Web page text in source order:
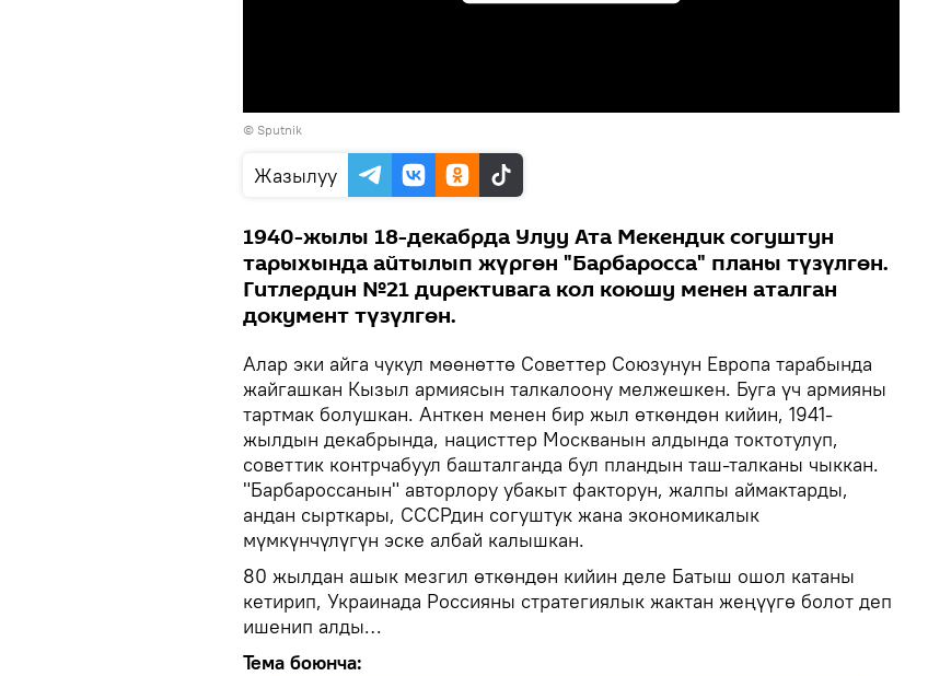
© Sputnik
Жазылуу
1940-жылы 18-декабрда Улуу Ата Мекендик согуштун
тарыхында айтылып жүргөн "Барбаросса" планы түзүлгөн.
Гитлердин №21 директивага кол коюшу менен аталган
документ түзүлгөн.
Алар эки айга чукул мөөнөттө Советтер Союзунун Европа тарабында
жайгашкан Кызыл армиясын талкалоону мелжешкен. Буга үч армияны
тартмак болушкан. Анткен менен бир жыл өткөндөн кийин, 1941-
жылдын декабрында, нацисттер Москванын алдында токтотулуп,
советтик контрчабуул башталганда бул пландын таш-талканы чыккан.
"Барбароссанын" авторлору убакыт факторун, жалпы аймактарды,
андан сырткары, СССРдин согуштук жана экономикалык
мүмкүнчүлүгүн эске албай калышкан.
80 жылдан ашык мезгил өткөндөн кийин деле Батыш ошол катаны
кетирип, Украинада Россияны стратегиялык жактан жеңүүгө болот деп
ишенип алды…
Тема боюнча: